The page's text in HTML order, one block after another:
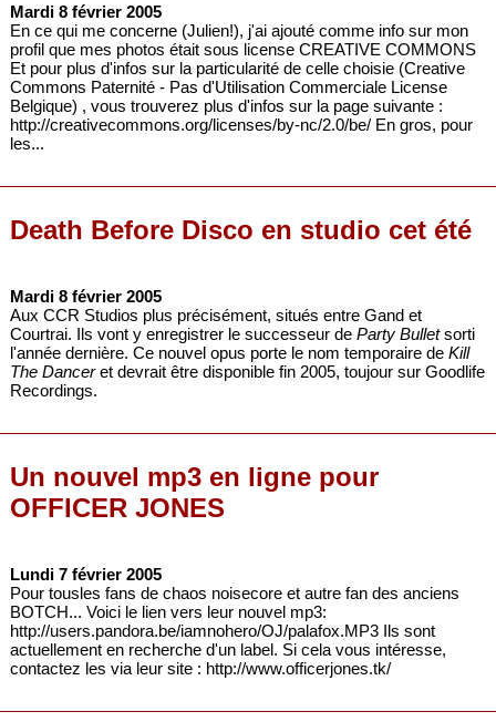
Mardi 8 février 2005
En ce qui me concerne (Julien!), j'ai ajouté comme info sur mon
profil que mes photos était sous license CREATIVE COMMONS
Et pour plus d'infos sur la particularité de celle choisie (Creative
Commons Paternité - Pas d'Utilisation Commerciale License
Belgique) , vous trouverez plus d'infos sur la page suivante :
http://creativecommons.org/licenses/by-nc/2.0/be/ En gros, pour
les...
Death Before Disco en studio cet été
Mardi 8 février 2005
Aux CCR Studios plus précisément, situés entre Gand et
Courtrai. Ils vont y enregistrer le successeur de Party Bulletsorti
l'année dernière. Ce nouvel opus porte le nom temporaire de Kill
The Danceret devrait être disponible fin 2005, toujour sur Goodlife
Recordings.
Un nouvel mp3 en ligne pour
OFFICER JONES
Lundi 7 février 2005
Pour tousles fans de chaos noisecore et autre fan des anciens
BOTCH... Voici le lien vers leur nouvel mp3:
http://users.pandora.be/iamnohero/OJ/palafox.MP3 Ils sont
actuellement en recherche d'un label. Si cela vous intéresse,
contactez les via leur site : http://www.officerjones.tk/